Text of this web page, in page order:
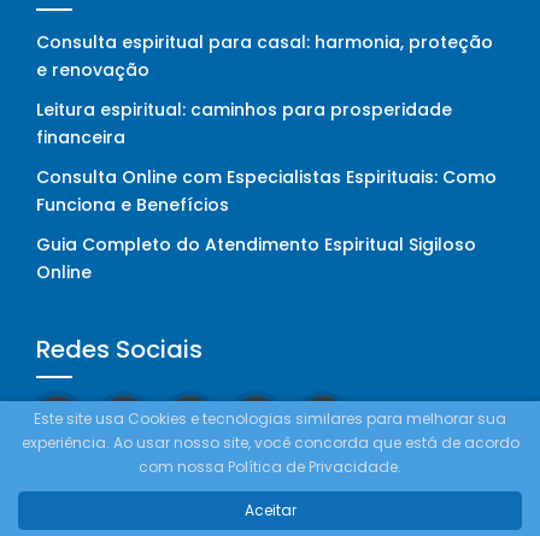
Consulta espiritual para casal: harmonia, proteção
e renovação
Leitura espiritual: caminhos para prosperidade
financeira
Consulta Online com Especialistas Espirituais: Como
Funciona e Benefícios
Guia Completo do Atendimento Espiritual Sigiloso
Online
Redes Sociais
Este site usa Cookies e tecnologias similares para melhorar sua
experiência. Ao usar nosso site, você concorda que está de acordo
com nossa Política de Privacidade.
Aceitar